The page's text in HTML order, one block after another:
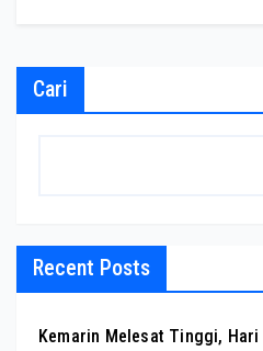
Cari
Recent Posts
Kemarin Melesat Tinggi, Hari